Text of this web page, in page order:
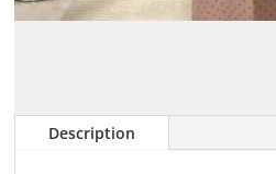
Description